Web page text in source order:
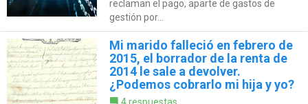
reclaman el pago, aparte de gastos de
gestión por...
Mi marido falleció en febrero de
2015, el borrador de la renta de
2014 le sale a devolver.
¿Podemos cobrarlo mi hija y yo?
4 respuestas